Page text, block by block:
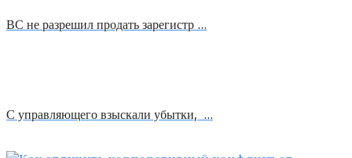
ВС не разрешил продать зарегистр …
С управляющего взыскали убытки, …